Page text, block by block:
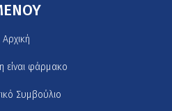
Αρχική
είναι φάρμακο
Συμβούλιο